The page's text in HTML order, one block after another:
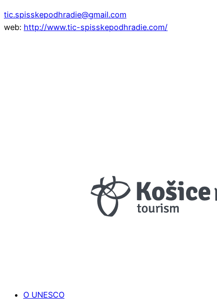
tic.spisskepodhradie@gmail.com
web: http://www.tic-spisskepodhradie.com/
O UNESCO